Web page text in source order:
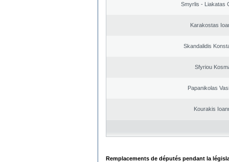
Smyrlis - Liakatas
Karakostas
Skandalidis
Sfyriou
Papanikolas
Kourakis
Remplacements de députés pendant la